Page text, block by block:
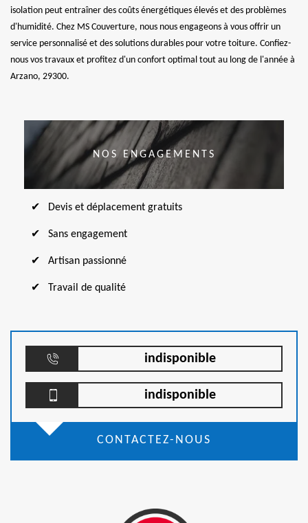
isolation peut entraîner des coûts énergétiques élevés et des problèmes
d'humidité. Chez MS Couverture, nous nous engageons à vous offrir un
service personnalisé et des solutions durables pour votre toiture. Confiez-
nous vos travaux et profitez d'un confort optimal tout au long de l'année à
Arzano, 29300.
NOS ENGAGEMENTS
Devis et déplacement gratuits
Sans engagement
Artisan passionné
Travail de qualité
indisponible
indisponible
CONTACTEZ-NOUS